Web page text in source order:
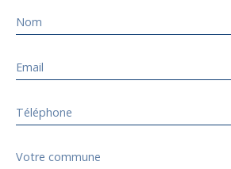
Nom
Email
Téléphone
Votre commune